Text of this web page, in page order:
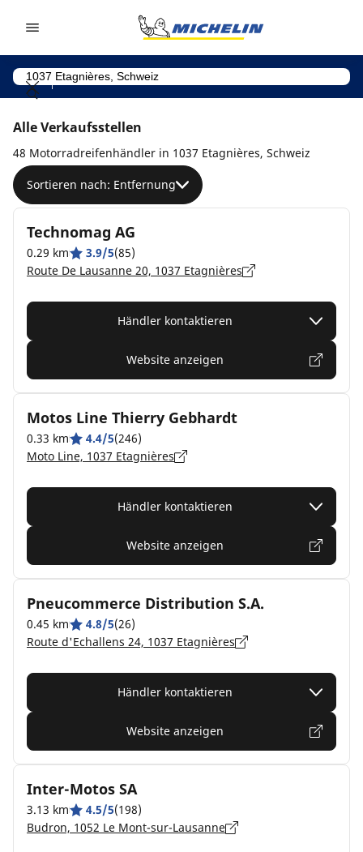
Alle Verkaufsstellen
48 Motorradreifenhändler in 1037 Etagnières, Schweiz
Sortieren nach: Entfernung
Technomag AG
0.29 km 3.9/5(85)
Route De Lausanne 20, 1037 Etagnières
Händler kontaktieren
Website anzeigen
Motos Line Thierry Gebhardt
0.33 km 4.4/5(246)
Moto Line, 1037 Etagnières
Händler kontaktieren
Website anzeigen
Pneucommerce Distribution S.A.
0.45 km 4.8/5(26)
Route d'Echallens 24, 1037 Etagnières
Händler kontaktieren
Website anzeigen
Inter-Motos SA
3.13 km 4.5/5(198)
Budron, 1052 Le Mont-sur-Lausanne